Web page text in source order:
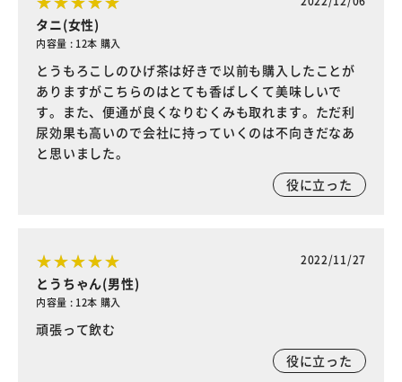
タニ(女性)
内容量 : 12本 購入
とうもろこしのひげ茶は好きで以前も購入したことが
ありますがこちらのはとても香ばしくて美味しいで
す。また、便通が良くなりむくみも取れます。ただ利
尿効果も高いので会社に持っていくのは不向きだなあ
と思いました。
役に立った
2022/11/27
とうちゃん(男性)
内容量 : 12本 購入
頑張って飲む
役に立った